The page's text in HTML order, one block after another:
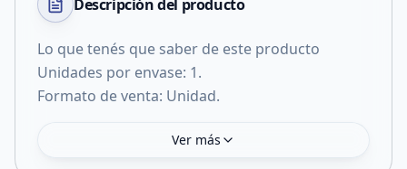
Descripción del producto
Lo que tenés que saber de este producto
Unidades por envase: 1.
Formato de venta: Unidad.
Ver más